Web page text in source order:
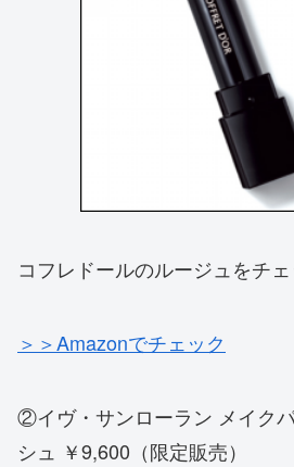
コフレドールのルージュをチ
＞＞Amazonでチェック
②イヴ・サンローラン メイク
シュ ￥9,600（限定販売）